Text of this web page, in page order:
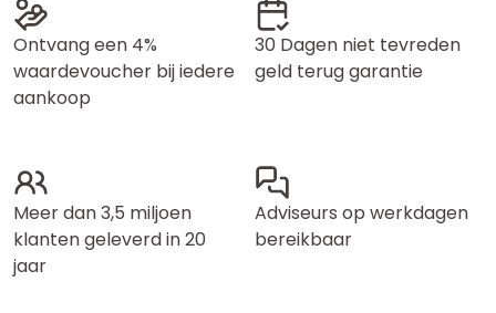
Ontvang een 4%
waardevoucher bij iedere
aankoop
30 Dagen niet tevreden
geld terug garantie
Meer dan 3,5 miljoen
klanten geleverd in 20
jaar
Adviseurs op werkdagen
bereikbaar